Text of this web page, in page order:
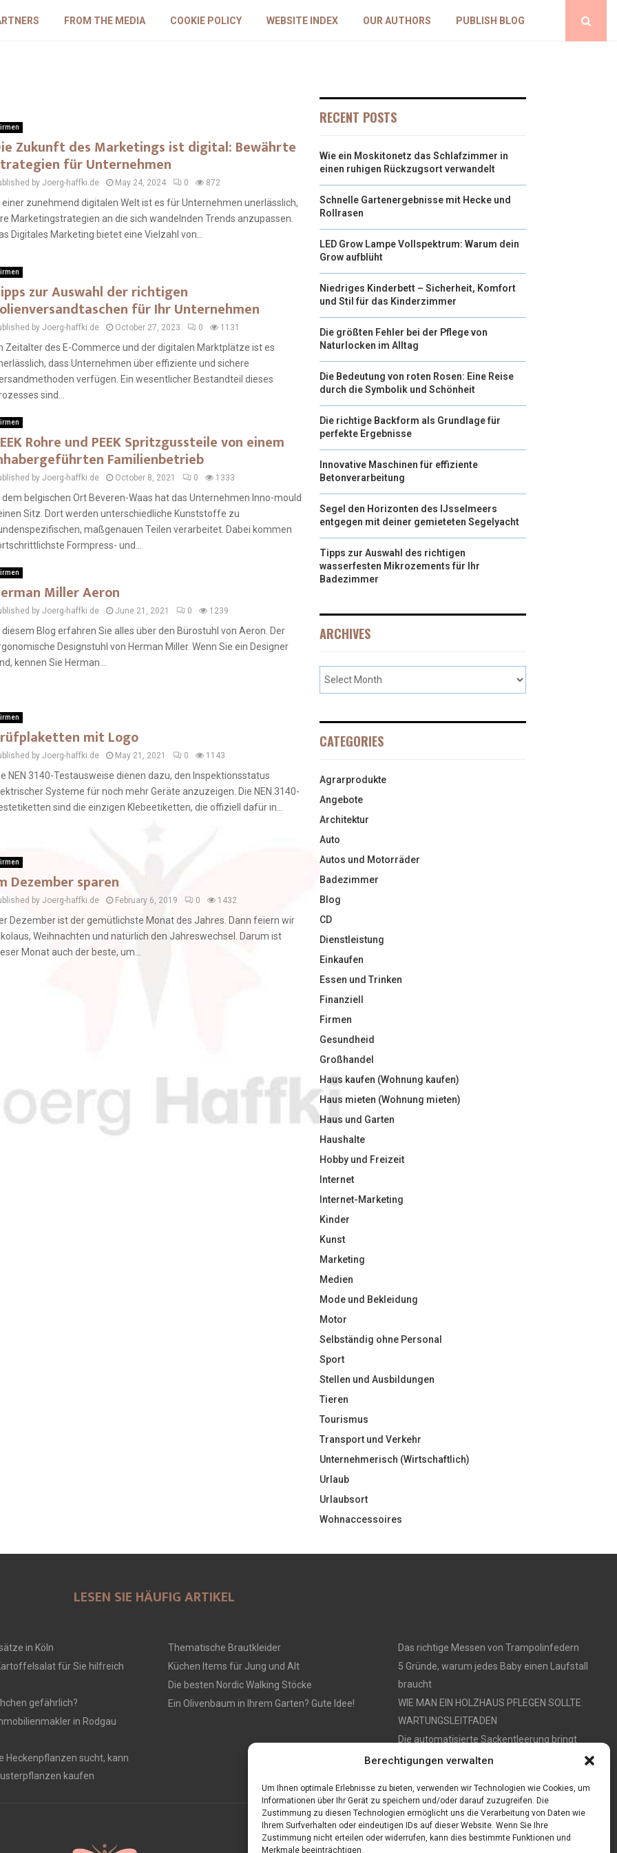
Berechtigungen verwalten
Um Ihnen optimale Erlebnisse zu bieten, verwenden wir Technologien wie Cookies, um
Informationen über Ihr Gerät zu speichern und/oder darauf zuzugreifen. Die
Zustimmung zu diesen Technologien ermöglicht uns die Verarbeitung von Daten wie
Ihrem Surfverhalten oder eindeutigen IDs auf dieser Website. Wenn Sie Ihre
Zustimmung nicht erteilen oder widerrufen, kann dies bestimmte Funktionen und
Merkmale beeinträchtigen.
FROM THE MEDIA COOKIE POLICY WEBSITE INDEX OUR AUTHORS PUBLISH BLOG
Zukunft des Marketings ist digital: Bewährte
für Unternehmen
by Joerg-haffki.de May 24, 2024 0 872
einer zunehmend digitalen Welt ist es für Unternehmen unerlässlich,
Marketingstrategien an die sich wandelnden Trends anzupassen.
Digitales Marketing bietet eine Vielzahl von...
zur Auswahl der richtigen
für Ihr Unternehmen
by Joerg-haffki.de October 27, 2023 0 1131
Zeitalter des E-Commerce und der digitalen Marktplätze ist es
dass Unternehmen über effiziente und sichere
verfügen. Ein wesentlicher Bestandteil dieses
sind...
Rohre und PEEK Spritzgussteile von einem
Familienbetrieb
by Joerg-haffki.de October 8, 2021 0 1333
dem belgischen Ort Beveren-Waas hat das Unternehmen Inno-mould
Sitz. Dort werden unterschiedliche Kunststoffe zu
maßgenauen Teilen verarbeitet. Dabei kommen
Formpress- und...
Miller Aeron
by Joerg-haffki.de June 21, 2021 0 1239
diesem Blog erfahren Sie alles über den Bürostuhl von Aeron. Der
Designstuhl von Herman Miller. Wenn Sie ein Designer
kennen Sie Herman...
mit Logo
by Joerg-haffki.de May 21, 2021 0 1143
NEN 3140-Testausweise dienen dazu, den Inspektionsstatus
Systeme für noch mehr Geräte anzuzeigen. Die NEN 3140-
sind die einzigen Klebeetiketten, die offiziell dafür in...
Dezember sparen
by Joerg-haffki.de February 6, 2019 0 1432
Dezember ist der gemütlichste Monat des Jahres. Dann feiern wir
Weihnachten und natürlich den Jahreswechsel. Darum ist
Monat auch der beste, um...
RECENT POSTS
Wie ein Moskitonetz das Schlafzimmer in
einen ruhigen Rückzugsort verwandelt
Schnelle Gartenergebnisse mit Hecke und
Rollrasen
LED Grow Lampe Vollspektrum: Warum dein
Grow aufblüht
Niedriges Kinderbett – Sicherheit, Komfort
und Stil für das Kinderzimmer
Die größten Fehler bei der Pflege von
Naturlocken im Alltag
Die Bedeutung von roten Rosen: Eine Reise
durch die Symbolik und Schönheit
Die richtige Backform als Grundlage für
perfekte Ergebnisse
Innovative Maschinen für effiziente
Betonverarbeitung
Segel den Horizonten des IJsselmeers
entgegen mit deiner gemieteten Segelyacht
Tipps zur Auswahl des richtigen
wasserfesten Mikrozements für Ihr
Badezimmer
ARCHIVES
CATEGORIES
Agrarprodukte
Angebote
Architektur
Auto
Autos und Motorräder
Badezimmer
Blog
CD
Dienstleistung
Einkaufen
Essen und Trinken
Finanziell
Firmen
Gesundheid
Großhandel
Haus kaufen (Wohnung kaufen)
Haus mieten (Wohnung mieten)
Haus und Garten
Haushalte
Hobby und Freizeit
Internet
Internet-Marketing
Kinder
Kunst
Marketing
Medien
Mode und Bekleidung
Motor
Selbständig ohne Personal
Sport
Stellen und Ausbildungen
Tieren
Tourismus
Transport und Verkehr
Unternehmerisch (Wirtschaftlich)
Urlaub
Urlaubsort
Wohnaccessoires
LESEN SIE HÄUFIG ARTIKEL
in Köln
für Sie hilfreich
gefährlich?
in Rodgau
Heckenpflanzen sucht, kann
kaufen
Thematische Brautkleider
Küchen Items für Jung und Alt
Die besten Nordic Walking Stöcke
Ein Olivenbaum in Ihrem Garten? Gute Idee!
Das richtige Messen von Trampolinfedern
5 Gründe, warum jedes Baby einen Laufstall
braucht
WIE MAN EIN HOLZHAUS PFLEGEN SOLLTE:
WARTUNGSLEITFADEN
Die automatisierte Sackentleerung bringt
zahlreiche Vorteile mit sich